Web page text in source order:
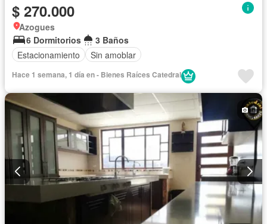
$ 270.000
Azogues
6 Dormitorios
3 Baños
Estacionamiento
Sin amoblar
Hace 1 semana, 1 día en - Bienes Raíces Catedral